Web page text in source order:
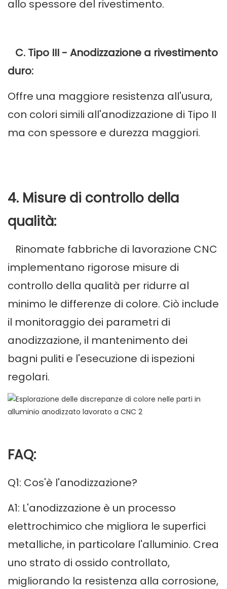
allo spessore del rivestimento.
C. Tipo III - Anodizzazione a rivestimento
duro:
Offre una maggiore resistenza all'usura,
con colori simili all'anodizzazione di Tipo II
ma con spessore e durezza maggiori.
4. Misure di controllo della
qualità:
Rinomate fabbriche di lavorazione CNC
implementano rigorose misure di
controllo della qualità per ridurre al
minimo le differenze di colore. Ciò include
il monitoraggio dei parametri di
anodizzazione, il mantenimento dei
bagni puliti e l'esecuzione di ispezioni
regolari.
FAQ:
Q1: Cos'è l'anodizzazione?
A1: L'anodizzazione è un processo
elettrochimico che migliora le superfici
metalliche, in particolare l'alluminio. Crea
uno strato di ossido controllato,
migliorando la resistenza alla corrosione,